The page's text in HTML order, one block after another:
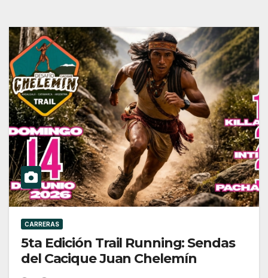
CARRERAS
5ta Edición Trail Running: Sendas
del Cacique Juan Chelemín